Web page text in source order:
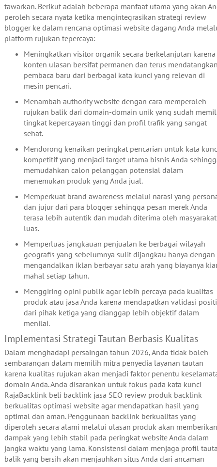
tawarkan. Berikut adalah beberapa manfaat utama yang akan
peroleh secara nyata ketika mengintegrasikan strategi review
blogger ke dalam rencana optimasi website dagang Anda
platform rujukan tepercaya:
Meningkatkan visitor organik secara berkelanjutan karena
konten ulasan bersifat permanen dan terus
pembaca baru dari berbagai kata kunci yang relevan di
mesin pencari.
Menambah authority website dengan cara memperoleh
rujukan balik dari domain-domain unik yang sudah
tingkat kepercayaan tinggi dan profil trafik yang sangat
sehat.
Mendorong kenaikan peringkat pencarian untuk kata
kompetitif yang menjadi target utama bisnis Anda
memudahkan calon pelanggan potensial dalam
menemukan produk yang Anda jual.
Memperkuat brand awareness melalui narasi yang
dan jujur dari para blogger sehingga pesan merek Anda
terasa lebih autentik dan mudah diterima oleh masyarakat
luas.
Memperluas jangkauan penjualan ke berbagai wilayah
geografis yang sebelumnya sulit dijangkau hanya dengan
mengandalkan iklan berbayar satu arah yang biayanya
mahal setiap tahun.
Menggiring opini publik agar lebih percaya pada kualitas
produk atau jasa Anda karena mendapatkan validasi
dari pihak ketiga yang dianggap lebih objektif dalam
menilai.
Implementasi Strategi Tautan Berbasis Kualitas
Dalam menghadapi persaingan tahun 2026, Anda tidak boleh
sembarangan dalam memilih mitra penyedia layanan tautan
karena kualitas rujukan akan menjadi faktor penentu
domain Anda. Anda disarankan untuk fokus pada kata kunci
RajaBacklink beli backlink jasa SEO review produk backlink
berkualitas optimasi website agar mendapatkan hasil yang
optimal dan aman. Penggunaan backlink berkualitas yang
diperoleh secara alami melalui ulasan produk akan memberikan
dampak yang lebih stabil pada peringkat website Anda dalam
jangka waktu yang lama. Konsistensi dalam menjaga profil
balik yang bersih akan menjauhkan situs Anda dari ancaman